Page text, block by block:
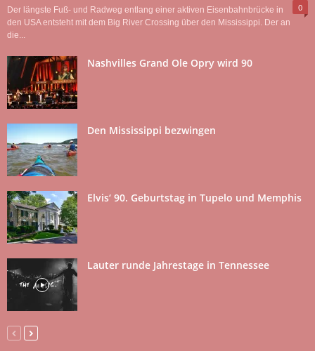
0
Der längste Fuß- und Radweg entlang einer aktiven Eisenbahnbrücke in
den USA entsteht mit dem Big River Crossing über den Mississippi. Der an
die...
Nashvilles Grand Ole Opry wird 90
Den Mississippi bezwingen
Elvis‘ 90. Geburtstag in Tupelo und Memphis
Lauter runde Jahrestage in Tennessee